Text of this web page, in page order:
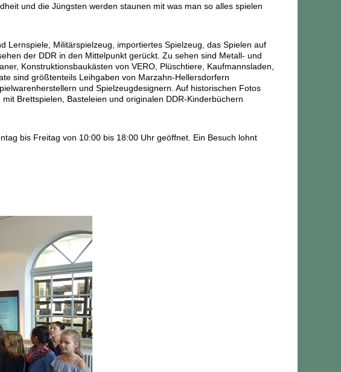
und die Jüngsten werden staunen mit was man so alles spielen
Lernspiele, Militärspielzeug, importiertes Spielzeug, das Spielen auf
der DDR in den Mittelpunkt gerückt. Zu sehen sind Metall- und
Konstruktionsbaukästen von VERO, Plüschtiere, Kaufmannsladen,
sind größtenteils Leihgaben von Marzahn-Hellersdorfern
und Spielzeugdesignern. Auf historischen Fotos
Brettspielen, Basteleien und originalen DDR-Kinderbüchern
bis Freitag von 10:00 bis 18:00 Uhr geöffnet. Ein Besuch lohnt